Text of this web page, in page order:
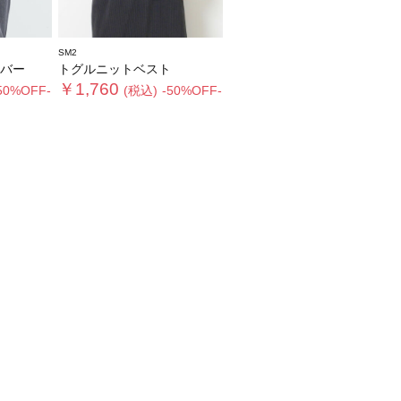
ー
SM2
トグルニットベスト
￥1,760 (税込) -50%OFF-